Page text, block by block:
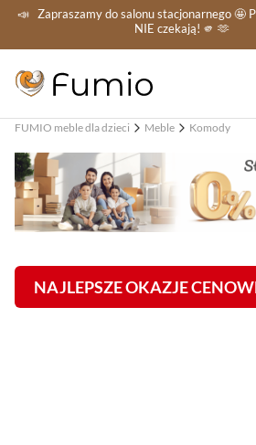
📣 Zapraszamy do salonu stacjonarnego🤩
NIE czekają! 🫵 🫶
FUMIO meble dla dzieci Meble Komody
NAJLEPSZE OKAZJE